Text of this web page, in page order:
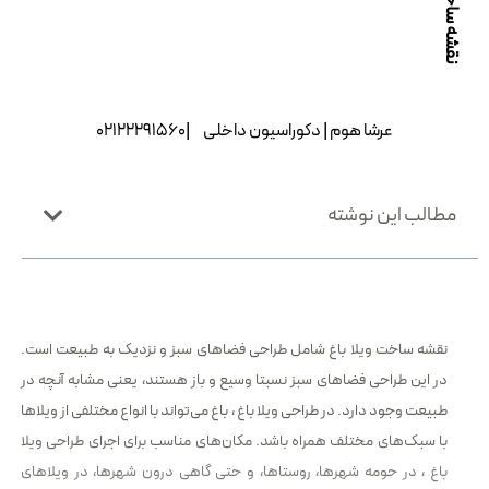
عرشا هوم| دک|
|02122291560
مطالب این نوشته
نقشه ساخت ویلا باغ شامل طراحی فضاهای سبز و نزدیک به طبیعت است.
در این طراحی فضاهای سبز نسبتا وسیع و باز هستند، یعنی مشابه آنچه در
طبیعت وجود دارد. در طراحی ویلا باغ ، باغ می‌تواند با انواع مختلفی از ویلاها
با سبک‌های مختلف همراه باشد. مکان‌های مناسب برای اجرای طراحی ویلا
باغ ، در حومه شهرها، روستاها، و حتی گاهی درون شهرها، در ویلاهای